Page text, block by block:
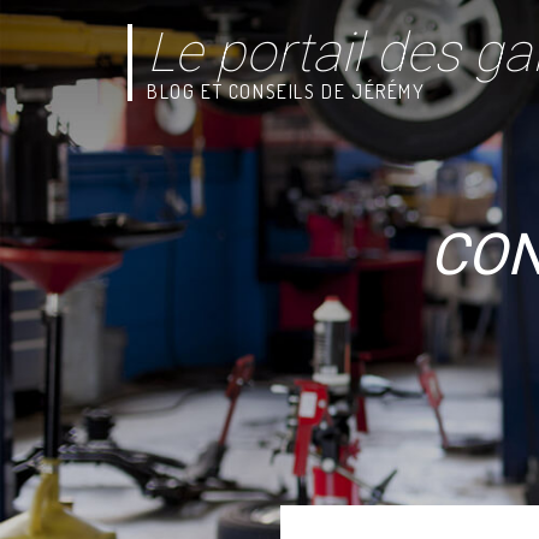
Le portail des
BLOG ET CONSEILS DE JÉRÉMY